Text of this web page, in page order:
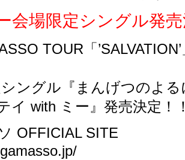
会場限定シングル発
TOUR「
ングル『まんげつのよ
イ with ミー』発売決定！
OFFICIAL SITE